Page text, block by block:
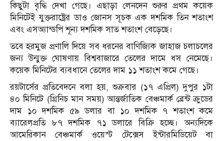
কিছুটা বৃদ্ধি দেখা গেছে। এছাড়া লেনদেন শুরুর প্রথম কয়েক
মিনিটেই যুক্তরাষ্ট্রের ডাও জোনস সূচক এক দশমিক তিন শতাংশ
এবং এসঅ্যান্ডপি শূন্য দশমিক সাত শতাংশ বেড়েছে।
তবে হরমুজ প্রণালি দিয়ে সব ধরনের বাণিজ্যিক জাহাজ চলাচলের
জন্য উন্মুক্ত ঘোষণায় বিশ্ববাজারে তেলের দামে ধস নেমেছে।
কয়েক মিনিটের ব্যবধানে তেলের দাম ১১ শতাংশ কমে গেছে।
রয়টার্সের প্রতিবেদনে বলা হয়, শুক্রবার (১৭ এপ্রিল) দুপুর ১টা
৪০ মিনিটে (গ্রিনিচ মান সময়) আন্তর্জাতিক বেঞ্চমার্ক ব্রেন্ট ক্রুডের
দাম ১০ দশমিক ৫৯ ডলার বা ১০ দশমিক ৭ শতাংশ কমে
ব্যারেলপ্রতি ৮৭ দশমিক ৭১ ডলারে বিক্রি হচ্ছে। অন্যদিকে
আমেরিকান বেঞ্চমার্ক ওয়েস্ট টেক্সেস ইন্টারমিডিয়েট বা